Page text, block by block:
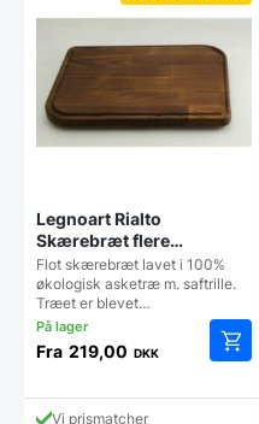
Legnoart Rialto
Skærebræt flere
størrelser
Flot skærebræt lavet i 100%
økologisk asketræ m. saftrille.
Træet er blevet…
Fra 219,00 DKK
vare
Vi prismatcher